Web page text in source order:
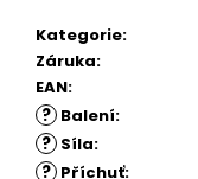
Kategorie:
Záruka:
EAN:
? Balení:
? Síla:
? Příchuť: